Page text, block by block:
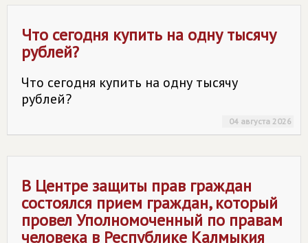
Что сегодня купить на одну тысячу
рублей?
Что сегодня купить на одну тысячу
рублей?
04 августа 2026
В Центре защиты прав граждан
состоялся прием граждан, который
провел Уполномоченный по правам
человека в Республике Калмыкия